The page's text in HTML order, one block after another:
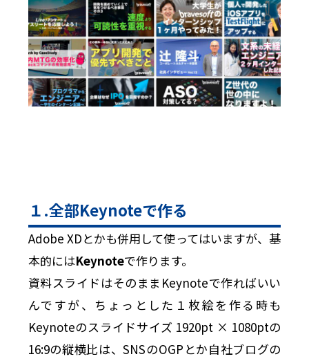
１.全部Keynoteで作る
Adobe XDとかも併用して使ってはいますが、基
本的にはKeynoteで作ります。
資料スライドはそのままKeynoteで作ればいい
んですが、ちょっとした１枚絵を作る時も
Keynoteのスライドサイズ 1920pt × 1080ptの
16:9の縦横比は、SNSのOGPとか自社ブログの